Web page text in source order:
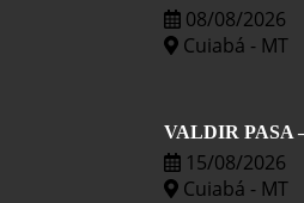
08/08/2026
Cuiabá - MT
VALDIR PASA
15/08/2026
Cuiabá - MT